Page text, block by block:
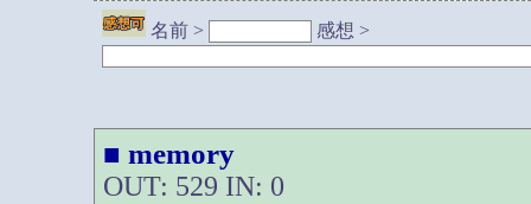
名前 > 感想 >
■ memory
OUT: 529 IN: 0